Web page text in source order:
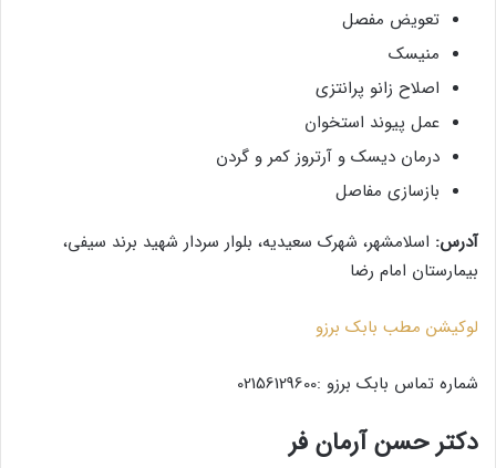
تعویض مفصل
منیسک
اصلاح زانو پرانتزی
عمل پیوند استخوان
درمان دیسک و آرتروز کمر و گردن
بازسازی مفاصل
آدرس: اسلامشهر، شهرک سعیدیه، بلوار سردار شهید برند سیفی،
بیمارستان امام رضا
لوکیشن مطب بابک برزو
شماره تماس بابک برزو :02156129600
دکتر حسن آرمان فر